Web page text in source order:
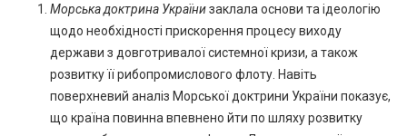
Морська доктрина Українизаклала основи та ідеологію
щодо необхідності прискорення процесу виходу
держави з довготривалої системної кризи, а також
розвитку її рибопромислового флоту. Навіть
поверхневий аналіз Морської доктрини України показує,
що країна повинна впевнено йти по шляху розвитку